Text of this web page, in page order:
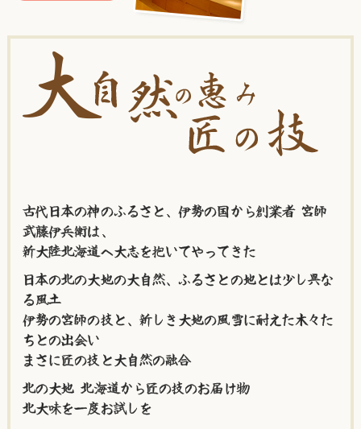
古代日本の神のふるさと、伊勢の国から創業者 宮師
武藤伊兵衛は、
新大陸北海道へ大志を抱いてやってきた
日本の北の大地の大自然、ふるさとの地とは少し異な
る風土
伊勢の宮師の技と、新しき大地の風雪に耐えた木々た
ちとの出会い
まさに匠の技と大自然の融合
北の大地 北海道から匠の技のお届け物
北大味を一度お試しを